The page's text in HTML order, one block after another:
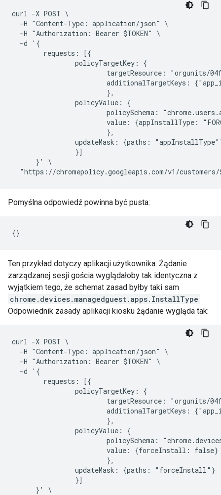
curl -X POST \
  -H "Content-Type: application/json" \
  -H "Authorization: Bearer $TOKEN" \
  -d '{
        requests: [{
                policyTargetKey: {
targetResource: "orgunits/
additionalTargetKeys:
                        },
                policyValue: {
policySchema:
value: {appInstallType:
                        },
updateMask: {paths:
                }]
      }' \
Pomyślna odpowiedź powinna być pusta:
Ten przykład dotyczy aplikacji użytkownika. Żądanie
zarządzanej sesji gościa wyglądałoby tak identyczna z
wyjątkiem tego, że schemat zasad byłby taki sam
chrome.devices.managedguest.apps.InstallType
Odpowiednik zasady aplikacji kiosku żądanie wygląda tak:
curl -X POST \
  -H "Content-Type: application/json" \
  -H "Authorization: Bearer $TOKEN" \
  -d '{
        requests: [{
                policyTargetKey: {
targetResource: "orgunits/
additionalTargetKeys:
                        },
                policyValue: {
policySchema:
                        value: {forceInstall: false}
                        },
                updateMask: {paths: "forceInstall"}
                }]
      }' \